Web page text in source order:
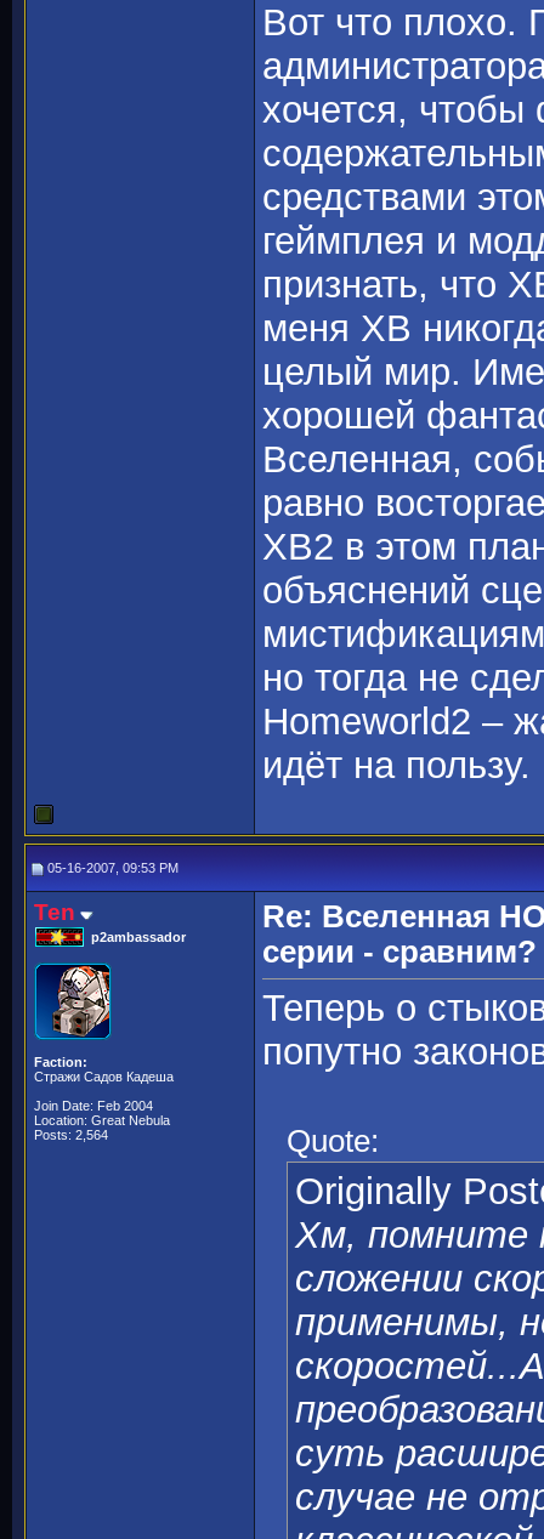
Вот что плохо.
хочется,
средствами
геймплея и
признать, что
меня ХВ
целый мир.
хорошей
Вселенная,
равно
ХВ2 в этом
объяснений
но тогда не
Homeworld2 –
идёт на пользу.
05-16-2007, 09:53 PM
Ten
p2ambassador
Faction:
Стражи Садов Кадеша
Join Date: Feb 2004
Location: Great Nebula
Posts: 2,564
Re: Вселенная
серии - сравним?
Теперь о
попутно
Quote:
Originally
Хм, помните
сложении
применимы,
суть
случае не